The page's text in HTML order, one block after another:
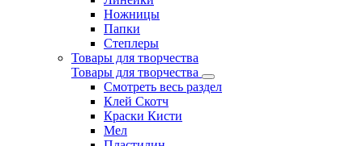
Ножницы
Папки
Степлеры
Товары для творчества
Товары для творчества
Смотреть весь раздел
Клей Скотч
Краски Кисти
Мел